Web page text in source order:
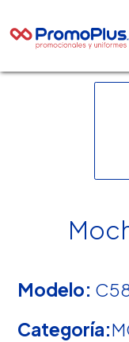
Modelo:
Categoría: